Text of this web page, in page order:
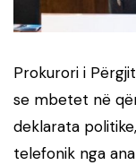
Prokurori i
se mbetet në
deklarata
telefonik nga